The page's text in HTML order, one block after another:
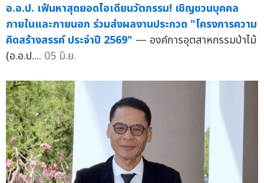
อ.อ.ป. เฟ้นหาสุดยอดไอเดียนวัตกรรม! เชิญชวนบุคคล
ภายในและภายนอก ร่วมส่งผลงานประกวด "โครงการความ
คิดสร้างสรรค์ ประจำปี 2569" — องค์การอุตสาหกรรมป่าไม้
(อ.อ.ป.... 05 มิ.ย.